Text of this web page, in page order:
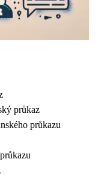
průkaz
průkazu